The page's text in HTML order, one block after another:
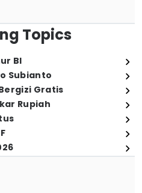
Topics
BI
Subianto
Gratis
Rupiah